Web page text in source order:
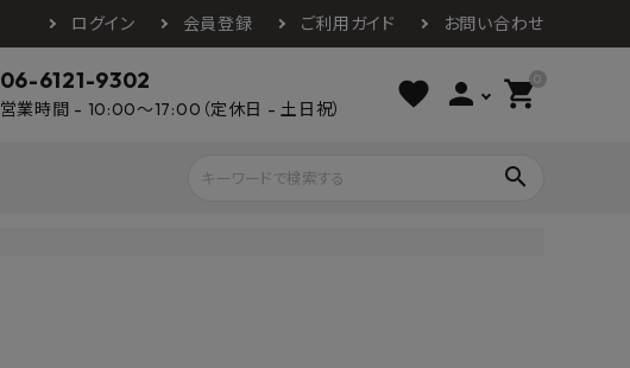
ログイン 会員登録 ご利用ガイド お問い合わせ
06-6121-9302
営業時間 - 10:00～17:00（定休日 - 土日祝） favorite person 0
shopping_cart
search